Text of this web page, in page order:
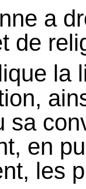
a
de
la
sa
en
les